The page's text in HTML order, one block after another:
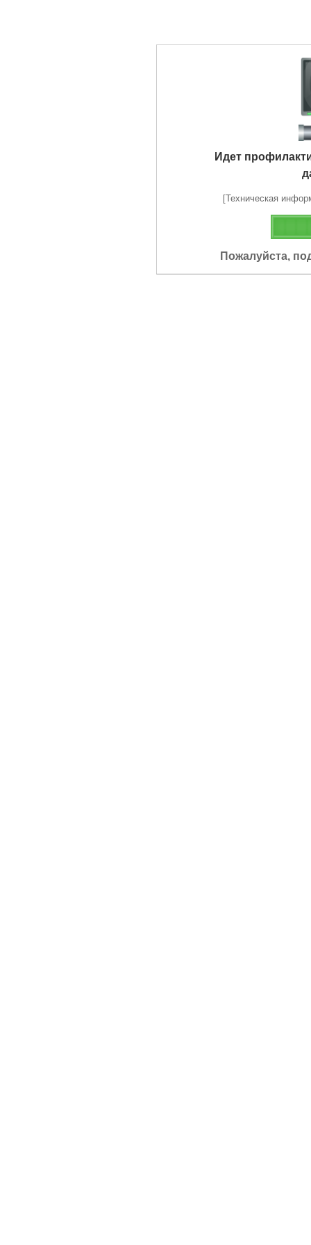
Идет
[Техническая
Пожалуйста,